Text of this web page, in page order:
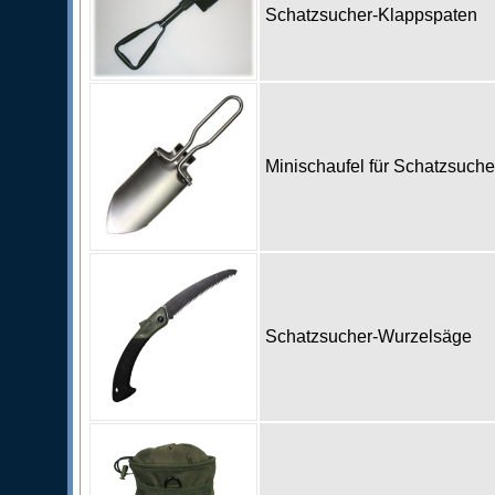
Schatzsucher-Klappspaten
Minischaufel für
Schatzsucher-Wurzelsäge